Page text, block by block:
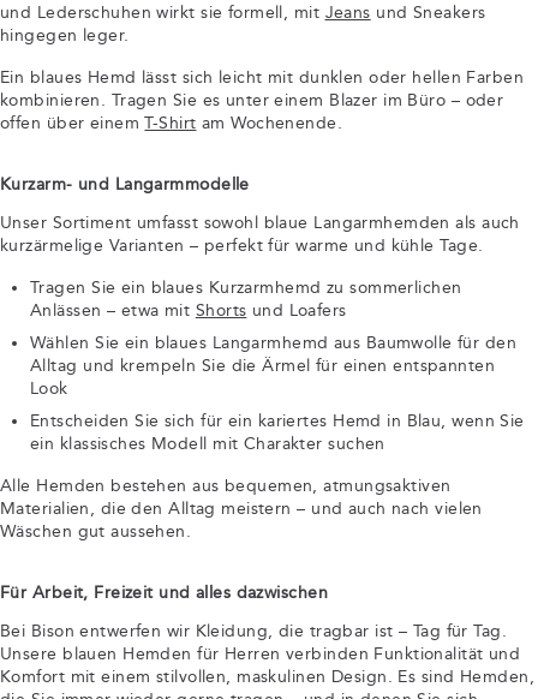
und Lederschuhen wirkt sie formell, mit Jeans und Sneakers
hingegen leger.
Ein blaues Hemd lässt sich leicht mit dunklen oder hellen Farben
kombinieren. Tragen Sie es unter einem Blazer im Büro – oder
offen über einemT-Shirt am Wochenende.
Kurzarm- und Langarmmodelle
Unser Sortiment umfasst sowohl blaue Langarmhemden als auch
kurzärmelige Varianten – perfekt für warme und kühle Tage.
Tragen Sie ein blaues Kurzarmhemd zu sommerlichen
Anlässen – etwa mit Shorts und Loafers
Wählen Sie ein blaues Langarmhemd aus Baumwolle für den
Alltag und krempeln Sie die Ärmel für einen entspannten
Look
Entscheiden Sie sich für ein kariertes Hemd in Blau, wenn Sie
ein klassisches Modell mit Charakter suchen
Alle Hemden bestehen aus bequemen, atmungsaktiven
Materialien, die den Alltag meistern – und auch nach vielen
Wäschen gut aussehen.
Für Arbeit, Freizeit und alles dazwischen
Bei Bison entwerfen wir Kleidung, die tragbar ist – Tag für Tag.
Unsere blauen Hemden für Herren verbinden Funktionalität und
Komfort mit einem stilvollen, maskulinen Design. Es sind Hemden,